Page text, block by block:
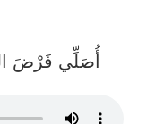
Sujud
أُصَلِّي فَرْضَ